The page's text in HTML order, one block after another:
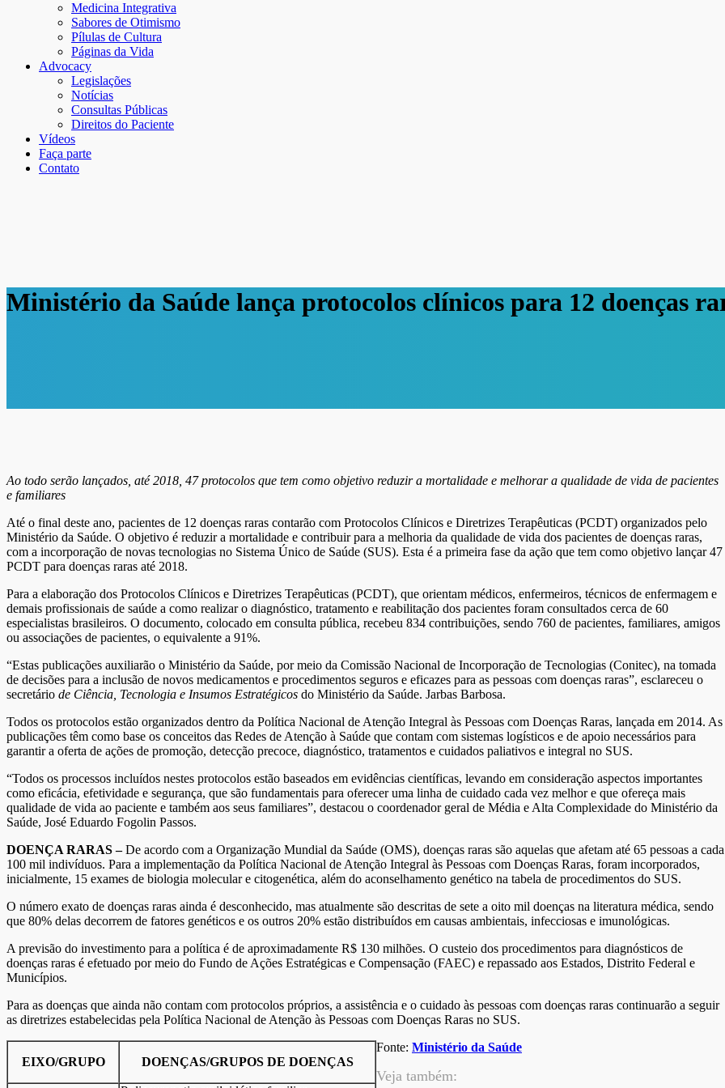
Medicina Integrativa
Sabores de Otimismo
Pílulas de Cultura
Páginas da Vida
Advocacy
Legislações
Notícias
Consultas Públicas
Direitos do Paciente
Vídeos
Faça parte
Contato
Ministério da Saúde lança protocolos clínicos para 12 doenças
Ao todo serão lançados, até 2018, 47 protocolos que tem como objetivo reduzir a mortalidade e melhorar a qualidade de vida de pacientes
e familiares
Até o final deste ano, pacientes de 12 doenças raras contarão com Protocolos Clínicos e Diretrizes Terapêuticas (PCDT) organizados pelo
Ministério da Saúde. O objetivo é reduzir a mortalidade e contribuir para a melhoria da qualidade de vida dos pacientes de doenças raras,
com a incorporação de novas tecnologias no Sistema Único de Saúde (SUS). Esta é a primeira fase da ação que tem como objetivo lançar 47
PCDT para doenças raras até 2018.
Para a elaboração dos Protocolos Clínicos e Diretrizes Terapêuticas (PCDT), que orientam médicos, enfermeiros, técnicos de enfermagem e
demais profissionais de saúde a como realizar o diagnóstico, tratamento e reabilitação dos pacientes foram consultados cerca de 60
especialistas brasileiros. O documento, colocado em consulta pública, recebeu 834 contribuições, sendo 760 de pacientes, familiares, amigos
ou associações de pacientes, o equivalente a 91%.
“Estas publicações auxiliarão o Ministério da Saúde, por meio da Comissão Nacional de Incorporação de Tecnologias (Conitec), na tomada
de decisões para a inclusão de novos medicamentos e procedimentos seguros e eficazes para as pessoas com doenças raras”, esclareceu o
secretário de Ciência, Tecnologia e Insumos Estratégicos do Ministério da Saúde. Jarbas Barbosa.
Todos os protocolos estão organizados dentro da Política Nacional de Atenção Integral às Pessoas com Doenças Raras, lançada em 2014. As
publicações têm como base os conceitos das Redes de Atenção à Saúde que contam com sistemas logísticos e de apoio necessários para
garantir a oferta de ações de promoção, detecção precoce, diagnóstico, tratamentos e cuidados paliativos e integral no SUS.
“Todos os processos incluídos nestes protocolos estão baseados em evidências científicas, levando em consideração aspectos importantes
como eficácia, efetividade e segurança, que são fundamentais para oferecer uma linha de cuidado cada vez melhor e que ofereça mais
qualidade de vida ao paciente e também aos seus familiares”, destacou o coordenador geral de Média e Alta Complexidade do Ministério da
Saúde, José Eduardo Fogolin Passos.
DOENÇA RARAS–De acordo com a Organização Mundial da Saúde (OMS), doenças raras são aquelas que afetam até 65 pessoas a cada
100 mil indivíduos. Para a implementação da Política Nacional de Atenção Integral às Pessoas com Doenças Raras, foram incorporados,
inicialmente, 15 exames de biologia molecular e citogenética, além do aconselhamento genético na tabela de procedimentos do SUS.
O número exato de doenças raras ainda é desconhecido, mas atualmente são descritas de sete a oito mil doenças na literatura médica, sendo
que 80% delas decorrem de fatores genéticos e os outros 20% estão distribuídos em causas ambientais, infecciosas e imunológicas.
A previsão do investimento para a política é de aproximadamente R$ 130 milhões. O custeio dos procedimentos para diagnósticos de
doenças raras é efetuado por meio do Fundo de Ações Estratégicas e Compensação (FAEC) e repassado aos Estados, Distrito Federal e
Municípios.
Para as doenças que ainda não contam com protocolos próprios, a assistência e o cuidado às pessoas com doenças raras continuarão a seguir
as diretrizes estabelecidas pela Política Nacional de Atenção às Pessoas com Doenças Raras no SUS.
EIXO/GRUPO DOENÇAS/GRUPOS DE DOENÇAS
Fonte: Ministério da Saúde
Veja também: